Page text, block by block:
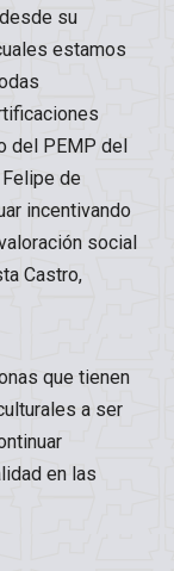
su
estamos
del PEMP del
de
incentivando
social
Castro,
que tienen
a ser
en las